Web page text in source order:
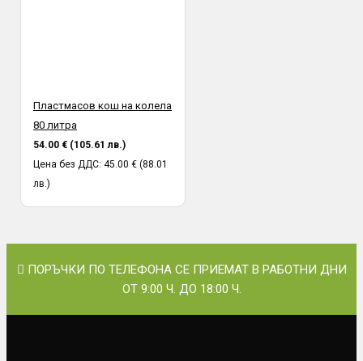
Пластмасов кош на колела
80 литра
54.00 € (105.61 лв.)
Цена без ДДС: 45.00 € (88.01
лв.)
ПОРЪЧКИ ПО ТЕЛЕФОНА СЕ ПРИЕМАТ В РАБОТНИ ДНИ
ОТ 9:00 Ч. ДО 18:00 Ч.